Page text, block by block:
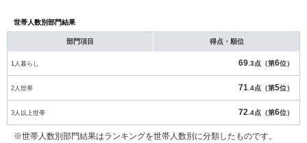
世帯人数別部門結果
部門項目 得点・順位
1人暮らし 69 .3点（第6位）
2人世帯 71 .4点（第5位）
3人以上世帯 72 .4点（第6位）
※世帯人数別部門結果はランキングを世帯人数別に分類したものです。